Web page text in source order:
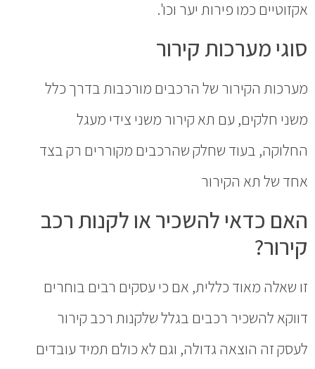
אקזוטיים כמו פירות יער וכו'.
סוגי מערכות קירור
מערכות הקירור של הרכבים מורכבות בדרך כלל
משני חלקים, עם תא קירור משני צידי מעגל
החלוקה, בעוד שחלק שהרכבים מקוררים רק בצד
אחד של תא הקירור
האם כדאי להשכיר או לקנות רכב
קירור?
זו שאלה מאוד כללית, אם כי עסקים רבים בוחרים
דווקא להשכיר רכבים בגלל שלקנות רכב קירור
לעסק זה הוצאה גדולה, וגם לא כולם תמיד עובדים